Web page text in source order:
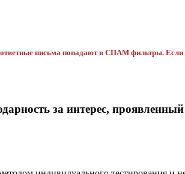
письма попадают в СПАМ фильтры.
за интерес,